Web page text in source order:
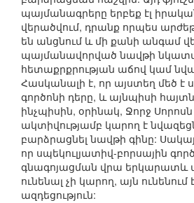
պայմանագրերը երբեք էլ
վերածվում, դրանք որպես
են անցնում և մի քանի անգամ
պայմանավորված նավթի
հետաքրքրության աճով կամ
Հասկանալի է, որ այստեղ մեծ է
գործոնի դերը, և այնպիսի
ինչպիսին, օրինակ, Ջորջ Սորոսն
ակտիվությամբ կարող է
բարձրացնել նավթի գինը:
որ սպեկուլյատիվ-բորսային
գնագոյացման վրա երկարատև
ունենալ չի կարող, այն
ազդեցություն: